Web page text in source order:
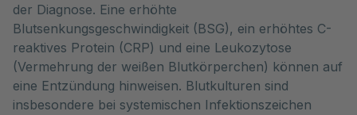
der Diagnose. Eine erhöhte
Blutsenkungsgeschwindigkeit (BSG), ein erhöhtes C-
reaktives Protein (CRP) und eine Leukozytose
(Vermehrung der weißen Blutkörperchen) können auf
eine Entzündung hinweisen. Blutkulturen sind
insbesondere bei systemischen Infektionszeichen